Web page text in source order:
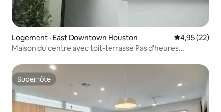
Logement · East Downtown Houston Note
4,95 (22)
Maison du centre avec toit-terrasse Pas d'heures
Superhôte
Superhôte